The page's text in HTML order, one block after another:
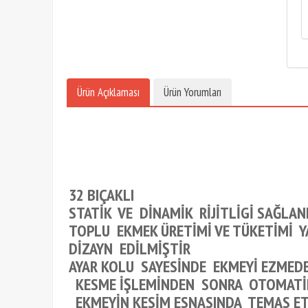
Ürün Açıklaması Ürün Yorumları
32 BIÇAKLI
STATİK VE DİNAMİK RİJİTLİGİ
TOPLU EKMEK ÜRETİMİ VE TÜKETİMİ
DİZAYN EDİLMİŞTİR
AYAR KOLU SAYESİNDE EKMEYİ
KESME İŞLEMİNDEN SONRA
EKMEYİN KESİM ESNASINDA TEMAS